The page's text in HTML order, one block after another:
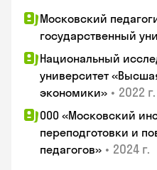
Московский
государственный
Национальный
университет
экономики» • 2022 г.
ООО «Московский
переподготовки и
педагогов» • 2024 г.